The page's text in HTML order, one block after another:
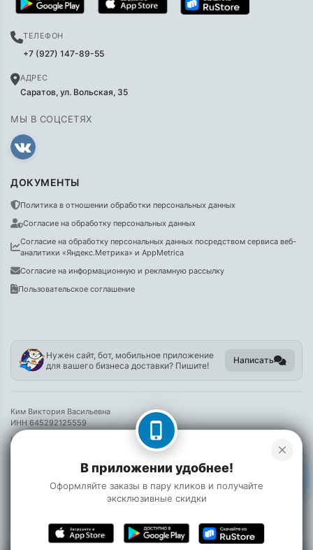
ТЕЛЕФОН
+7 (927) 147-89-55
АДРЕС
Саратов, ул. Вольская, 35
МЫ В СОЦСЕТЯХ
ДОКУМЕНТЫ
Политика в отношении обработки персональных данных
Согласие на обработку персональных данных
Согласие на обработку персональных данных посредством сервиса веб-
аналитики «Яндекс.Метрика» и AppMetrica
Согласие на информационную и рекламную рассылку
Пользовательское соглашение
Нужен сайт, бот, мобильное приложение
для вашего бизнеса доставки? Пишите!
Написать
Ким Виктория Васильевна
ИНН 645292125559
Информация на сайте носит справочный характер и не является публичной
2026 Булочки на Улочке
0
close
phone_iphone
В приложении удобнее!
Оформляйте заказы в пару кликов и получайте
эксклюзивные скидки